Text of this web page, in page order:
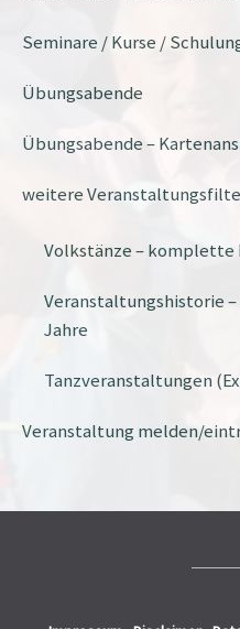
Seminare / Kurse /
Übungsabende
Übungsabende –
weitere
Volkstänze – komplette
Veranstaltungshistorie
Jahre
Tanzveranstaltungen
Veranstaltung melden/